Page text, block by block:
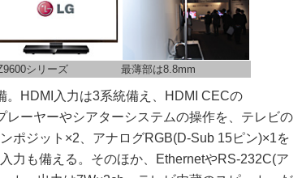
シリーズ 最薄部は8.8mm
HDMI入力は3系統備え、HDMI CECの
レーヤーやシアターシステムの操作を、テレビの
ポジット×2、アナログRGB(D-Sub 15ピン)×1を
力も備える。そのほか、EthernetやRS-232C(ア